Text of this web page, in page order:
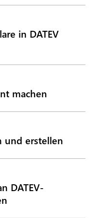
in DATEV
machen
und erstellen
DATEV-